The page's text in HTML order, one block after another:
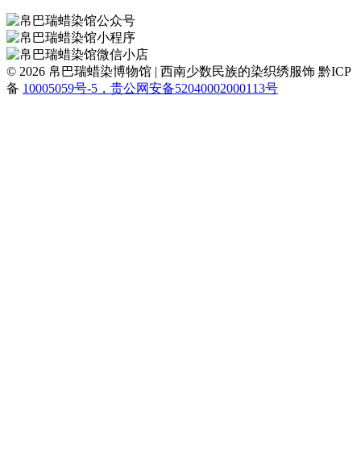
© 2026 帛巴瑞蜡染博物馆 | 西南少数民族的染织绣服饰 黔ICP
备 10005059号-5，贵公网安备52040002000113号